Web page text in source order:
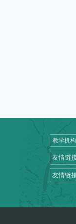
教学机构